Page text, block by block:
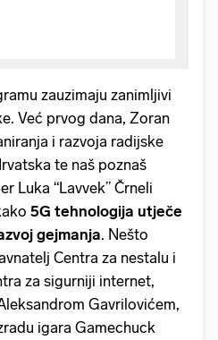
zauzimaju zanimljivi
Već prvog dana, Zoran
i razvoja radijske
te naš poznaš
Luka “Lavvek” Črneli
5G tehnologija utječe
gejmanja. Nešto
Centra za nestalu i
za sigurniji internet,
Gavrilovićem,
igara Gamechuck